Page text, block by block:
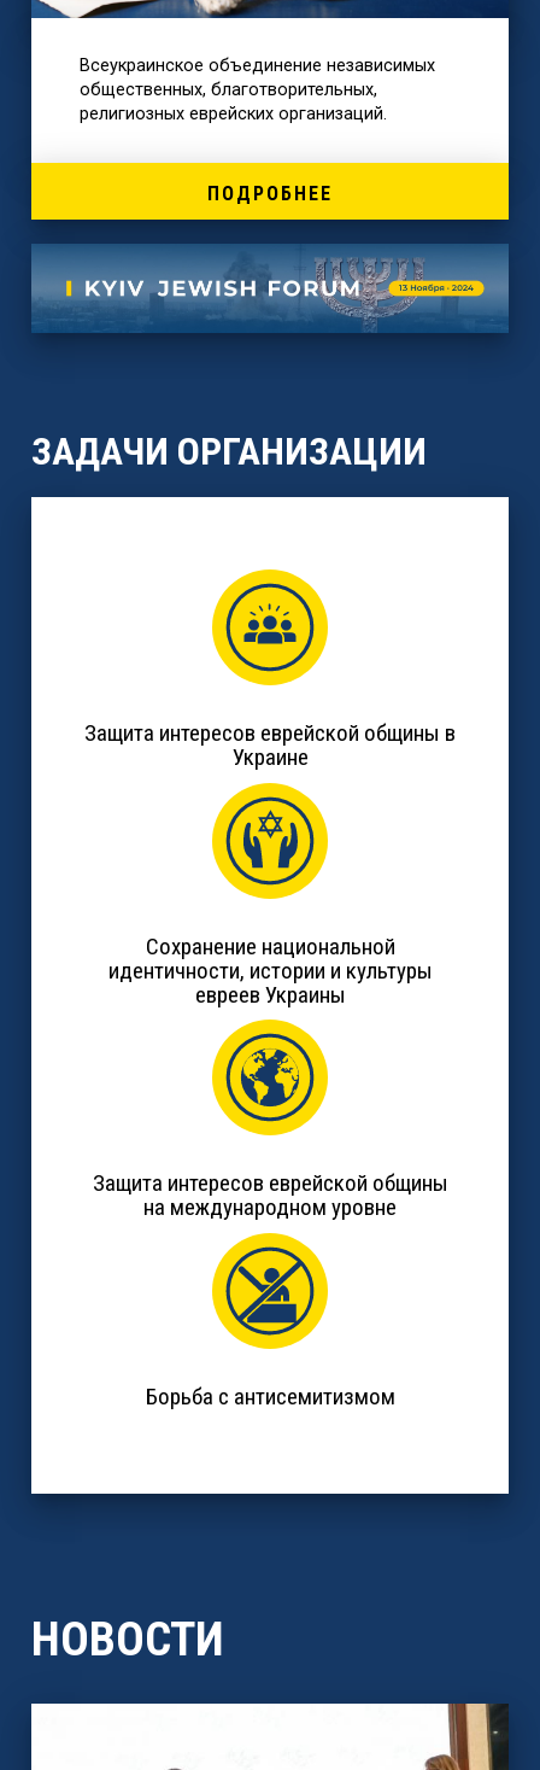
Всеукраинское объединение независимых
общественных, благотворительных,
религиозных еврейских организаций.
ПОДРОБНЕЕ
ЗАДАЧИ ОРГАНИЗАЦИИ
Защита интересов еврейской общины в
Украине
Сохранение национальной
идентичности, истории и культуры
евреев Украины
Защита интересов еврейской общины
на международном уровне
Борьба с антисемитизмом
НОВОСТИ